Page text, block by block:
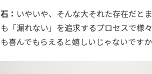
： いやいや、そんな大それた存在だと
「漏れない」を追求するプロセスで様
喜んでもらえると嬉しいじゃないですか